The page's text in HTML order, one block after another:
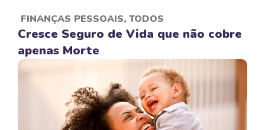
FINANÇAS PESSOAIS, TODOS
Cresce Seguro de Vida que não cobre
apenas Morte